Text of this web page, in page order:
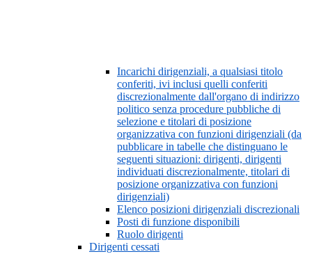
Incarichi dirigenziali, a qualsiasi titolo
conferiti, ivi inclusi quelli conferiti
discrezionalmente dall'organo di indirizzo
politico senza procedure pubbliche di
selezione e titolari di posizione
organizzativa con funzioni dirigenziali (da
pubblicare in tabelle che distinguano le
seguenti situazioni: dirigenti, dirigenti
individuati discrezionalmente, titolari di
posizione organizzativa con funzioni
dirigenziali)
Elenco posizioni dirigenziali discrezionali
Posti di funzione disponibili
Ruolo dirigenti
Dirigenti cessati